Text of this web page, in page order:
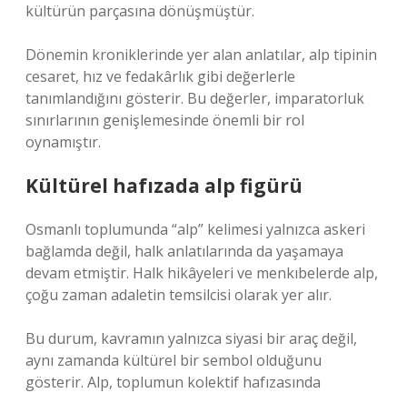
kültürün parçasına dönüşmüştür.
Dönemin kroniklerinde yer alan anlatılar, alp tipinin
cesaret, hız ve fedakârlık gibi değerlerle
tanımlandığını gösterir. Bu değerler, imparatorluk
sınırlarının genişlemesinde önemli bir rol
oynamıştır.
Kültürel hafızada alp figürü
Osmanlı toplumunda “alp” kelimesi yalnızca askeri
bağlamda değil, halk anlatılarında da yaşamaya
devam etmiştir. Halk hikâyeleri ve menkıbelerde alp,
çoğu zaman adaletin temsilcisi olarak yer alır.
Bu durum, kavramın yalnızca siyasi bir araç değil,
aynı zamanda kültürel bir sembol olduğunu
gösterir. Alp, toplumun kolektif hafızasında